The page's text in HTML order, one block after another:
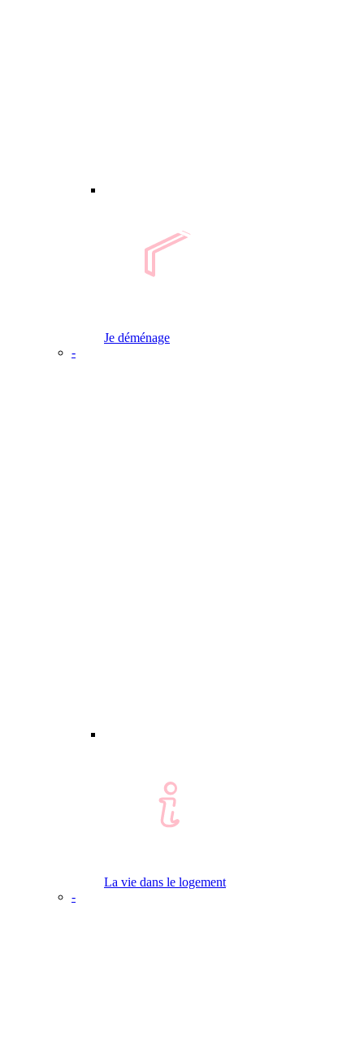
Je déménage
-
La vie dans le logement
-